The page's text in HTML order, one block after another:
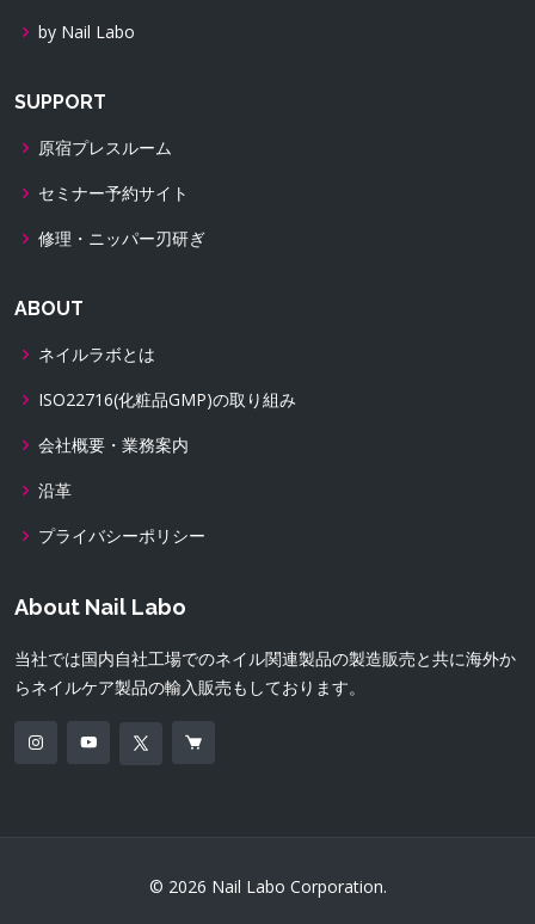
by Nail Labo
SUPPORT
原宿プレスルーム
セミナー予約サイト
修理・ニッパー刃研ぎ
ABOUT
ネイルラボとは
ISO22716(化粧品GMP)の取り組み
会社概要・業務案内
沿革
プライバシーポリシー
About Nail Labo
当社では国内自社工場でのネイル関連製品の製造販売と共に海外か
らネイルケア製品の輸入販売もしております。
© 2026 Nail Labo Corporation.